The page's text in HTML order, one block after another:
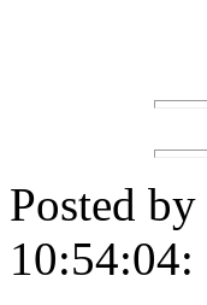
Posted by
10:54:04: